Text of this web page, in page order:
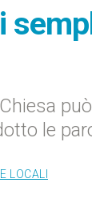
le
LOCALI